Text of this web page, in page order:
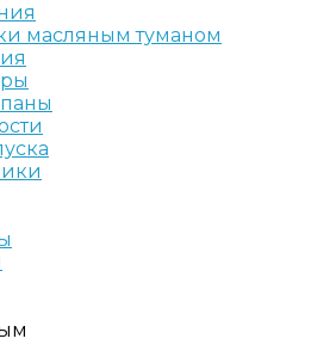
масляным туманом